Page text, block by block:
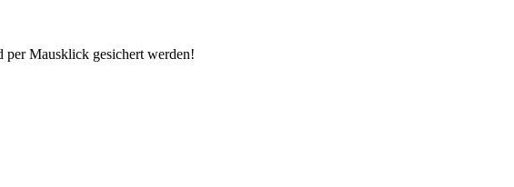
per Mausklick gesichert werden!